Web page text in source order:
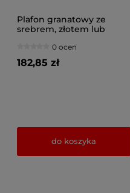
Plafon granatowy ze
srebrem, złotem lub
na przegubach
0 ocen
182,85 zł
do koszyka